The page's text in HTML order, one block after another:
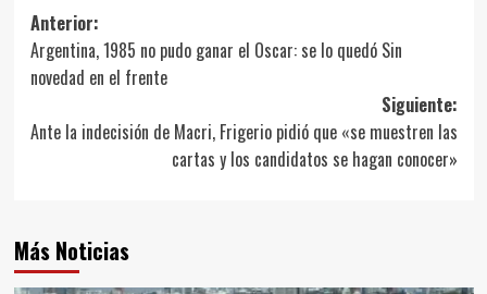
Navegación
de
entradas
Anterior:
Argentina, 1985 no pudo ganar el Oscar: se lo quedó Sin
novedad en el frente
Siguiente:
Ante la indecisión de Macri, Frigerio pidió que «se muestren las
cartas y los candidatos se hagan conocer»
Más Noticias